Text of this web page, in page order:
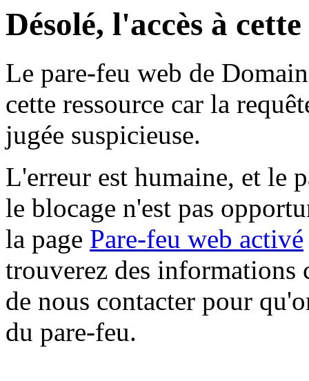
Désolé, l'accès à
Le pare-feu web de
cette ressource car la
jugée suspicieuse.
L'erreur est humaine, et le
le blocage n'est pas
la page Pare-feu web activé
trouverez des informations
de nous contacter pour
du pare-feu.